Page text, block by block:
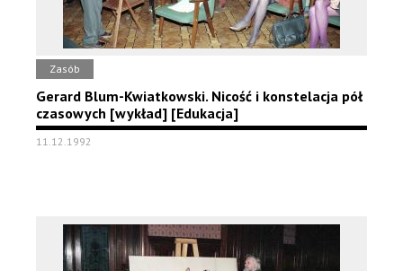
Zasób
Gerard Blum-Kwiatkowski. Nicość i konstelacja pół
czasowych [wykład] [Edukacja]
11.12.1992